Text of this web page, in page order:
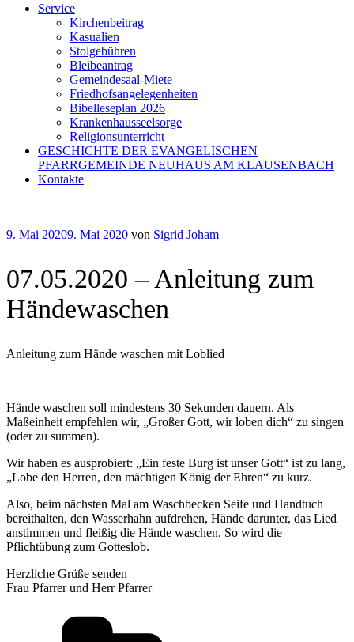
Service
Kirchenbeitrag
Kasualien
Stolgebühren
Bleibeantrag
Gemeindesaal-Miete
Friedhofsangelegenheiten
Bibelleseplan 2026
Krankenhausseelsorge
Religionsunterricht
GESCHICHTE DER EVANGELISCHEN
PFARRGEMEINDE NEUHAUS AM KLAUSENBACH
Kontakte
Veröffentlicht
9. Mai 20209. Mai 2020 von Sigrid Joham
07.05.2020 – Anleitung zum
Händewaschen
Anleitung zum Hände waschen mit Loblied
Hände waschen soll mindestens 30 Sekunden dauern. Als
Maßeinheit empfehlen wir, „Großer Gott, wir loben dich“ zu singen
(oder zu summen).
Wir haben es ausprobiert: „Ein feste Burg ist unser Gott“ ist zu lang,
„Lobe den Herren, den mächtigen König der Ehren“ zu kurz.
Also, beim nächsten Mal am Waschbecken Seife und Handtuch
bereithalten, den Wasserhahn aufdrehen, Hände darunter, das Lied
anstimmen und fleißig die Hände waschen. So wird die
Pflichtübung zum Gotteslob.
Herzliche Grüße senden
Frau Pfarrer und Herr Pfarrer